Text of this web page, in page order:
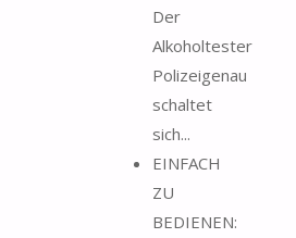
Der
Alkoholtester
Polizeigenau
schaltet
sich...
EINFACH
ZU
BEDIENEN: